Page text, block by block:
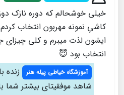
خیلی خوشحالم که دوره نازک
کاشیِ نمونه مهربون انتخاب
ایشون لذت میبرم و کلی چیزای
انتخاب بود 😇
آموزشگاه خیاطی پیله هنر
زنده
شاهد موفقیتای بیشتر شما